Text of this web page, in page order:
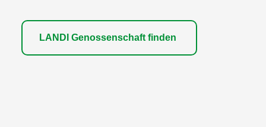
LANDI Genossenschaft finden